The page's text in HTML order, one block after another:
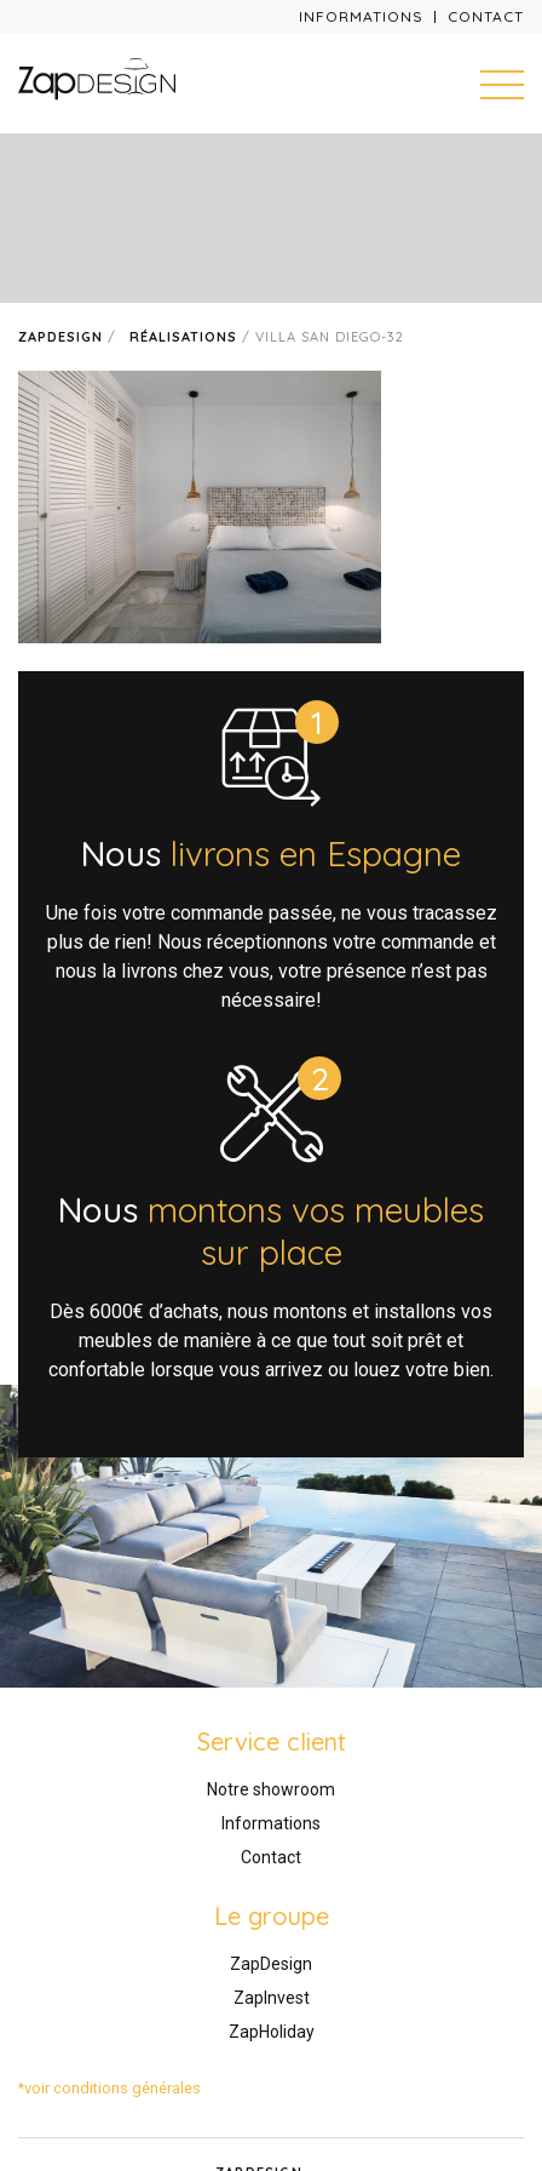
INFORMATIONS CONTACT
ZAPDESIGN / RÉALISATIONS / VILLA SAN DIEGO-32
Nous livrons en Espagne
Une fois votre commande passée, ne vous tracassez
plus de rien! Nous réceptionnons votre commande et
nous la livrons chez vous, votre présence n’est pas
nécessaire!
Nous montons vos meubles
sur place
Dès 6000€ d’achats, nous montons et installons vos
meubles de manière à ce que tout soit prêt et
confortable lorsque vous arrivez ou louez votre bien.
Service client
Notre showroom
Informations
Contact
Le groupe
ZapDesign
ZapInvest
ZapHoliday
*voir conditions générales